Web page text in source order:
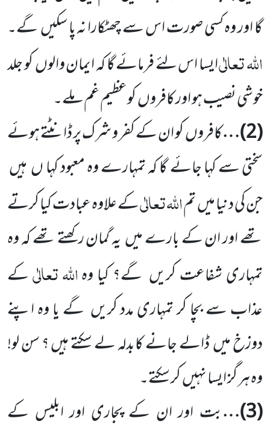
گا اور وہکسی صورت اس سے چھٹکارا نہ پا سکیںگے۔
اللہتعالٰیایسااس لئے فرمائے گا کہ ایمان والوںکو جلد
خوشی نصیب ہو اور کافروںکوعظیم غم ملے۔
(
2
)…کافروںکو ان کے کفر و شرک پر ڈانٹتے ہوئے
سختی سے کہا جائے گا کہ تمہارے وہ معبود کہا ںہیں
جن کی دنیا میںتماللہتعالٰیکے علاوہ عبادت کیا کرتے
تھےاور ان کے بارے میںیہ گمان رکھتے تھے کہ وہ
تمہاری شفاعت کریں گے؟ کیا وہاللہتعالٰیکے
عذاب سے بچا کر تمہاری مدد کریں گے یا وہ اپنے
دوزخ میںڈالے جانے کابدلہ لے سکتے ہیں ؟ سن لو!
وہ ہر گز ایسا نہیںکر سکتے۔
(
3
)…بت اور ان کے پجاری اور ابلیس کے